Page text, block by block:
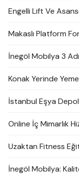
Engelli Lift Ve
Makaslı Platform
İnegöl Mobilya 3
Konak Yerinde
İstanbul Eşya
Online İç Mimarlık
Uzaktan Fitness
İnegöl Mobilya: